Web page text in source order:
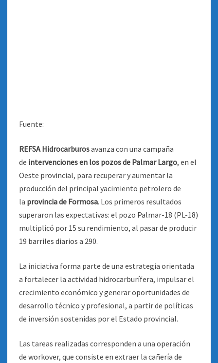
Fuente:
REFSA Hidrocarburosavanza con una campaña
de intervenciones en los pozos de Palmar Largo, en el
Oeste provincial, para recuperar y aumentar la
producción del principal yacimiento petrolero de
la provincia de Formosa. Los primeros resultados
superaron las expectativas: el pozo Palmar-18 (PL-18)
multiplicó por 15 su rendimiento, al pasar de producir
19 barriles diarios a 290.
La iniciativa forma parte de una estrategia orientada
a fortalecer la actividad hidrocarburífera, impulsar el
crecimiento económico y generar oportunidades de
desarrollo técnico y profesional, a partir de políticas
de inversión sostenidas por el Estado provincial.
Las tareas realizadas corresponden a una operación
de workover, que consiste en extraer la cañería de